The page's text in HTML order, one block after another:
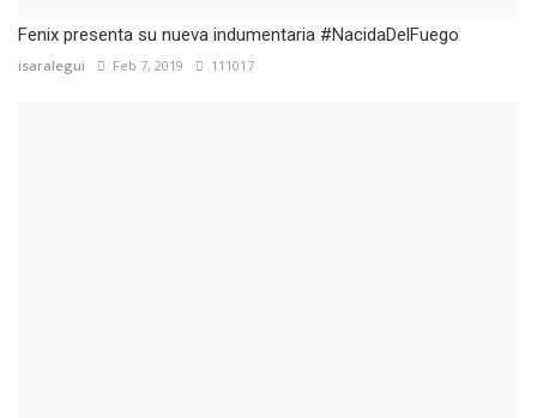
Fenix presenta su nueva indumentaria #NacidaDelFuego
isaralegui Feb 7, 2019 111017